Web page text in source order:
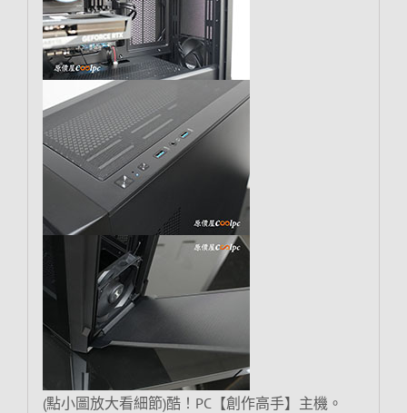
(點小圖放大看細節)酷！PC【創作高手】主機。